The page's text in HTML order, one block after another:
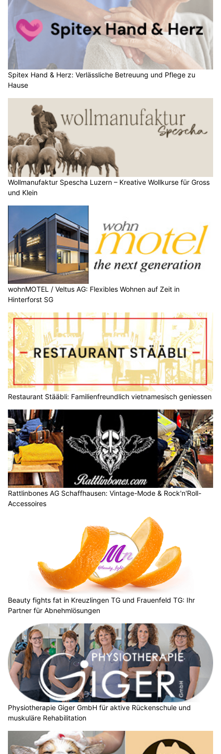
Spitex Hand & Herz: Verlässliche Betreuung und Pflege zu
Hause
Wollmanufaktur Spescha Luzern – Kreative Wollkurse für Gross
und Klein
wohnMOTEL / Veltus AG: Flexibles Wohnen auf Zeit in
Hinterforst SG
Restaurant Stääbli: Familienfreundlich vietnamesisch geniessen
Rattlinbones AG Schaffhausen: Vintage-Mode & Rock'n'Roll-
Accessoires
Beauty fights fat in Kreuzlingen TG und Frauenfeld TG: Ihr
Partner für Abnehmlösungen
Physiotherapie Giger GmbH für aktive Rückenschule und
muskuläre Rehabilitation